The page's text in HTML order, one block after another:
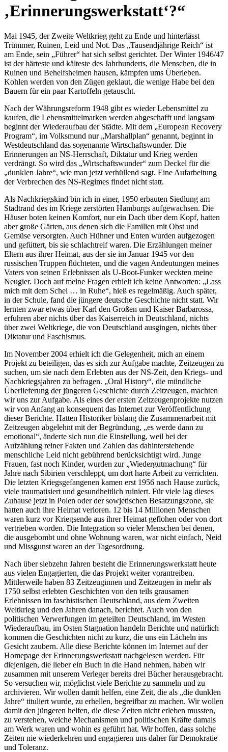
Erinnerungswerkstatt ?
Mai 1945, der Zweite Weltkrieg geht zu Ende und hinterlässt
Trümmer, Ruinen, Leid und Not. Das
Tausendjährige Reich
ist
am Ende, sein
Führer
hat sich selbst gerichtet. Der Winter 1946/47
ist der härteste und kälteste des Jahrhunderts, die Menschen, die in
Ruinen und Behelfsheimen hausen, kämpfen ums Überleben.
Kohlen werden von den Zügen geklaut, die wenige Habe bei den
Bauern für ein paar Kartoffeln getauscht.
Nach der Währungsreform 1948 gibt es wieder Lebensmittel zu
kaufen, die Lebensmittelmarken werden abgeschafft und langsam
beginnt der Wiederaufbau der Städte. Mit dem
European Recovery
Program , im Volksmund nur Marshallplan
genannt, beginnt in
Westdeutschland das sogenannte Wirtschaftswunder. Die
Erinnerungen an NS-Herrschaft, Diktatur und Krieg werden
verdrängt. So wird das
Wirtschaftswunder
zum Deckel für die
dunklen Jahre , wie man jetzt verhüllend sagt. Eine Aufarbeitung
der Verbrechen des NS-Regimes findet nicht statt.
Als Nachkriegskind bin ich in einer, 1950 erbauten Siedlung am
Stadtrand des im Kriege zerstörten Hamburgs aufgewachsen. Die
Häuser boten keinen Komfort, nur ein Dach über dem Kopf, hatten
aber große Gärten, aus denen sich die Familien mit Obst und
Gemüse versorgten. Auch Hühner und Enten wurden aufgezogen
und gefüttert, bis sie schlachtreif waren. Die Erzählungen meiner
Eltern aus ihrer Heimat, aus der sie im Januar 1945 vor den
russischen Truppen flüchteten, und die vagen Andeutungen meines
Vaters von seinen Erlebnissen als U-Boot-Funker weckten meine
Neugier. Doch auf meine Fragen erhielt ich keine Antworten:
Lass
mich mit dem Schei … in Ruhe , hieß es regelmäßig. Auch später,
in der Schule, fand die jüngere deutsche Geschichte nicht statt. Wir
lernten zwar etwas über Karl den Großen und Kaiser Barbarossa,
erfuhren aber nichts über das Kaiserreich in Deutschland, nichts
über zwei Weltkriege, die von Deutschland ausgingen, nichts über
Diktatur und Faschismus.
Im November 2004 erhielt ich die Gelegenheit, mich an einem
Projekt zu beteiligen, das es sich zur Aufgabe machte, Zeitzeugen zu
suchen, um sie nach dem Erlebten aus der NS-Zeit, den Kriegs- und
Nachkriegsjahren zu befragen.
Oral History , die mündliche
Überlieferung der jüngeren Geschichte durch Zeitzeugen, machten
wir uns zur Aufgabe. Als eines der ersten Zeitzeugenprojekte nutzen
wir von Anfang an konsequent das Internet zur Veröffentlichung
dieser Berichte. Hatten Historiker bislang die Zusammenarbeit mit
Zeitzeugen abgelehnt mit der Begründung,
es werde dann zu
emotional , änderte sich nun die Einstellung, weil bei der
Aufzählung reiner Fakten und Zahlen das dahinterstehende
menschliche Leid nicht gebührend berücksichtigt wird. Junge
Frauen, fast noch Kinder, wurden zur Wiedergutmachung
für
Jahre nach Sibirien verschleppt, um dort harte Arbeit zu verrichten.
Die letzten Kriegsgefangenen kamen erst 1956 nach Hause zurück,
viele traumatisiert und gesundheitlich ruiniert. Für viele lag dieses
Zuhause jetzt in Polen oder der sowjetischen Besatzungszone, sie
hatten auch ihre Heimat verloren. 12 bis 14 Millionen Menschen
waren kurz vor Kriegsende aus ihrer Heimat geflohen oder von dort
vertrieben worden. Die Integration so vieler Menschen bei denen,
die ausgebombt und ohne Wohnung waren, war nicht einfach, Neid
und Missgunst waren an der Tagesordnung.
Nach über siebzehn Jahren besteht die Erinnerungswerkstatt heute
aus vielen Engagierten, die das Projekt weiter vorantreiben.
Mittlerweile haben 83 Zeitzeuginnen und Zeitzeugen in mehr als
1750 selbst erlebten Geschichten von den teils grausamen
Erlebnissen im faschistischen Deutschland, aus dem Zweiten
Weltkrieg und den Jahren danach, berichtet. Auch von den
politischen Verwerfungen im geteilten Deutschland, im Westen
Wiederaufbau, im Osten Stagnation handeln Berichte und natürlich
kommen die Geschichten nicht zu kurz, die uns ein Lächeln ins
Gesicht zaubern. Alle diese Berichte können im Internet auf der
Homepage der Erinnerungswerkstatt nachgelesen werden. Für
diejenigen, die lieber ein Buch in die Hand nehmen, haben wir
zusammen mit unserem Verleger bereits drei Bücher herausgebracht.
So versuchen wir, möglichst viele Berichte zu sammeln und zu
archivieren. Wir wollen damit helfen, eine Zeit, die als
die dunklen
Jahre
tituliert wurde, zu erhellen, begreifbar zu machen. Wir wollen
damit den jüngeren helfen, die diese Zeiten nicht erleben mussten,
zu verstehen, welche Mechanismen und politischen Kräfte damals
am Werk waren und wohin es geführt hat. Wir hoffen, dass solche
Zeiten nie wiederkehren und engagieren uns daher für Demokratie
und Toleranz.